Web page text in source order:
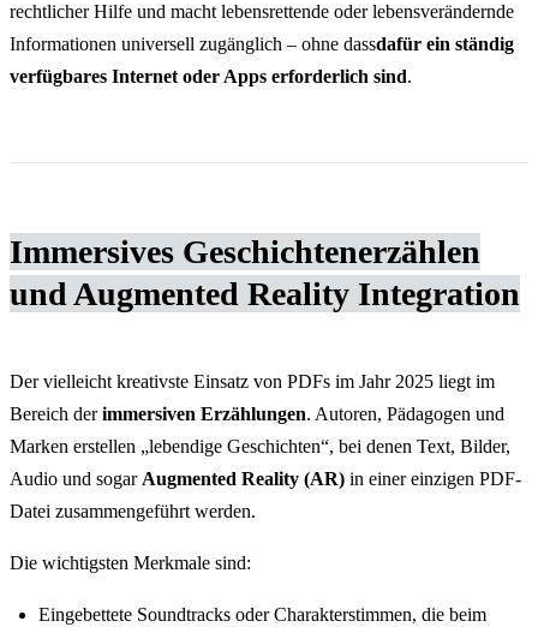
rechtlicher Hilfe und macht lebensrettende oder lebensverändernde
Informationen universell zugänglich – ohne dassdafür ein ständig
verfügbares Internet oder Apps erforderlich sind.
Immersives Geschichtenerzählen
und Augmented Reality Integration
Der vielleicht kreativste Einsatz von PDFs im Jahr 2025 liegt im
Bereich derimmersiven Erzählungen. Autoren, Pädagogen und
Marken erstellen „lebendige Geschichten“, bei denen Text, Bilder,
Audio und sogar Augmented Reality (AR) in einer einzigen PDF-
Datei zusammengeführt werden.
Die wichtigsten Merkmale sind:
Eingebettete Soundtracks oder Charakterstimmen, die beim